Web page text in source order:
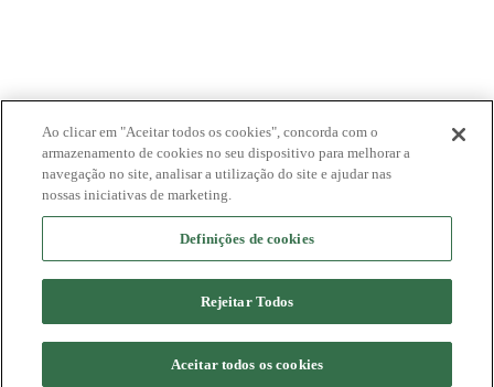
Ao clicar em "Aceitar todos os cookies", concorda com o
armazenamento de cookies no seu dispositivo para melhorar a
navegação no site, analisar a utilização do site e ajudar nas
nossas iniciativas de marketing.
Definições de cookies
Rejeitar Todos
Aceitar todos os cookies